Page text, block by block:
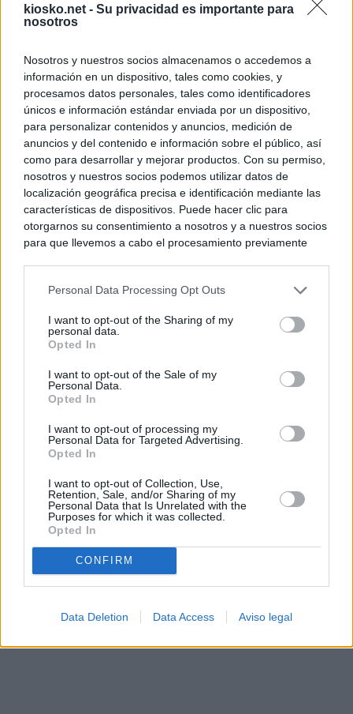
kiosko.net - Su privacidad es importante para
nosotros
Nosotros y nuestros socios almacenamos o accedemos a
información en un dispositivo, tales como cookies, y
procesamos datos personales, tales como identificadores
únicos e información estándar enviada por un dispositivo,
para personalizar contenidos y anuncios, medición de
anuncios y del contenido e información sobre el público, así
como para desarrollar y mejorar productos. Con su permiso,
nosotros y nuestros socios podemos utilizar datos de
localización geográfica precisa e identificación mediante las
características de dispositivos. Puede hacer clic para
otorgarnos su consentimiento a nosotros y a nuestros socios
para que llevemos a cabo el procesamiento previamente
negar su consentimiento. Tenga en cuenta que algún
de su consentimiento, pero usted tiene el derecho de
rechazar tal procesamiento. Sus preferencias se aplicarán
cualquier momento entrando de nuevo en este sitio web o
visitando nuestra política de privacidad.
Personal Data Processing Opt Outs
I want to opt-out of the Sharing of my
personal data.
Opted In
I want to opt-out of the Sale of my
Personal Data.
Opted In
I want to opt-out of processing my
Personal Data for Targeted Advertising.
Opted In
I want to opt-out of Collection, Use,
Retention, Sale, and/or Sharing of my
Personal Data that Is Unrelated with the
Purposes for which it was collected.
Opted In
CONFIRM
Data Deletion Data Access Aviso legal